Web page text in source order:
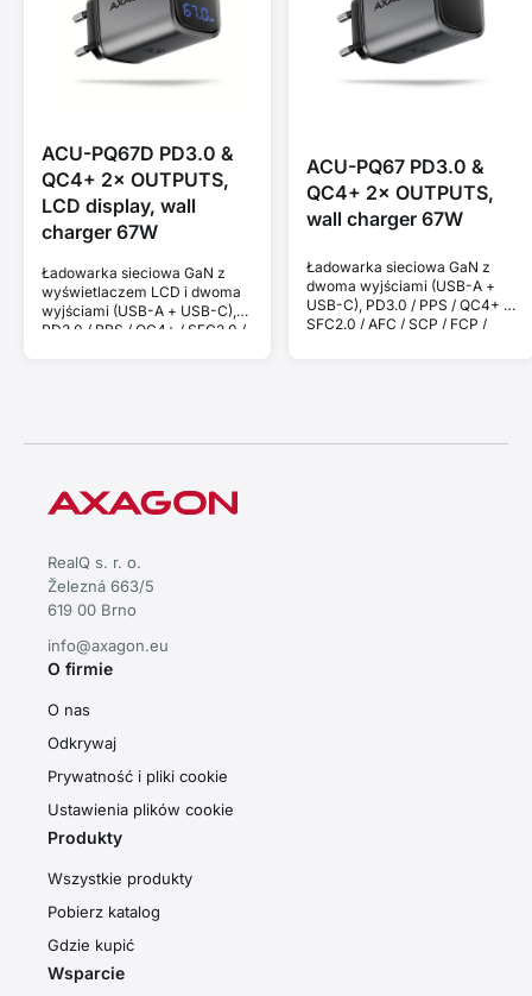
ACU-PQ67D PD3.0 &
QC4+ 2× OUTPUTS,
LCD display, wall
charger 67W
Ładowarka sieciowa GaN z
wyświetlaczem LCD i dwoma
wyjściami (USB-A + USB-C),
PD3.0 / PPS / QC4+ / SFC2.0 /
ACU-PQ67 PD3.0 &
QC4+ 2× OUTPUTS,
wall charger 67W
Ładowarka sieciowa GaN z
dwoma wyjściami (USB-A +
USB-C), PD3.0 / PPS / QC4+ /
SFC2.0 / AFC / SCP / FCP /
RealQ s. r. o.
Železná 663/5
619 00 Brno
info@axagon.eu
O firmie
O nas
Odkrywaj
Prywatność i pliki cookie
Ustawienia plików cookie
Produkty
Wszystkie produkty
Pobierz katalog
Gdzie kupić
Wsparcie